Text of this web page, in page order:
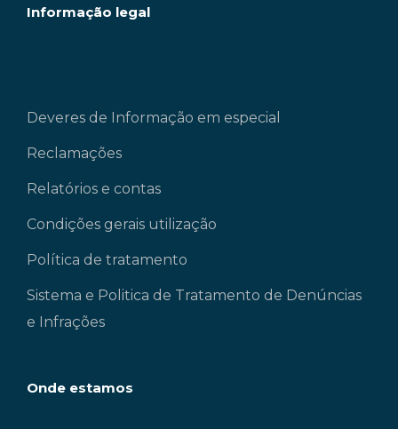
Informação legal
Deveres de Informação em especial
Reclamações
Relatórios e contas
Condições gerais utilização
Política de tratamento
Sistema e Politica de Tratamento de Denúncias
e Infrações
Onde estamos